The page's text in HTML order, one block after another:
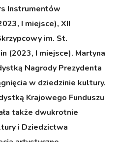
Instrumentów
I miejsce), XII
im. St.
(2023, I miejsce). Martyna
Nagrody Prezydenta
w dziedzinie kultury.
Krajowego Funduszu
także dwukrotnie
i Dziedzictwa